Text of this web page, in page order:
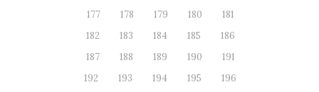
177
178 179 180
181
182
183 184 185
186
187
188 189 190
191
192
193 194 195
196